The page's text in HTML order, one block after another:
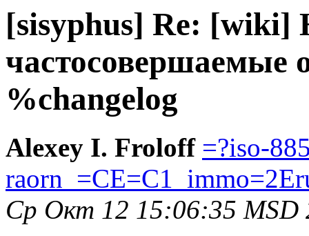
[sisyphus] Re: [wiki]
частосовершаемые
%changelog
Alexey I. Froloff =?iso-
Ср Окт 12 15:06:35 MSD